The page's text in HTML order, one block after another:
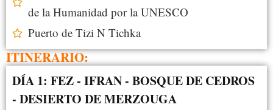
de la Humanidad por la UNESCO
Puerto de Tizi N Tichka
ITINERARIO:
DÍA 1: FEZ - IFRAN - BOSQUE DE CEDROS
- DESIERTO DE MERZOUGA